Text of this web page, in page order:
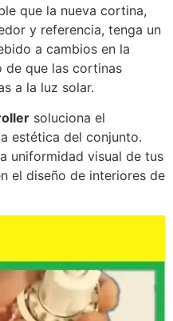
que la nueva cortina,
y referencia, tenga un
a cambios en la
de que las cortinas
a la luz solar.
soluciona el
estética del conjunto.
uniformidad visual de tus
el diseño de interiores de